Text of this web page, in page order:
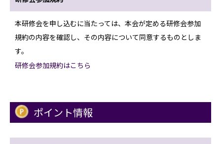
本研修会を申し込むに当たっては、本会が定める研修会参加
規約の内容を確認し、その内容について同意するものとしま
す。
研修会参加規約はこちら
ポイント情報